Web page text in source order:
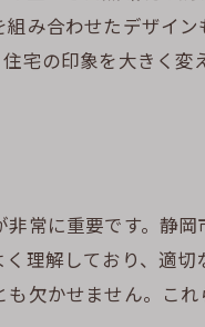
期的な耐久性を保証す
エネ効果を高める外壁
の耐久性を評価する
によるクラック防止
工技術がクラック防止
み合わせたデザイ
宅の印象を大きく
常に重要です。静
理解しており、適
欠かせません。こ